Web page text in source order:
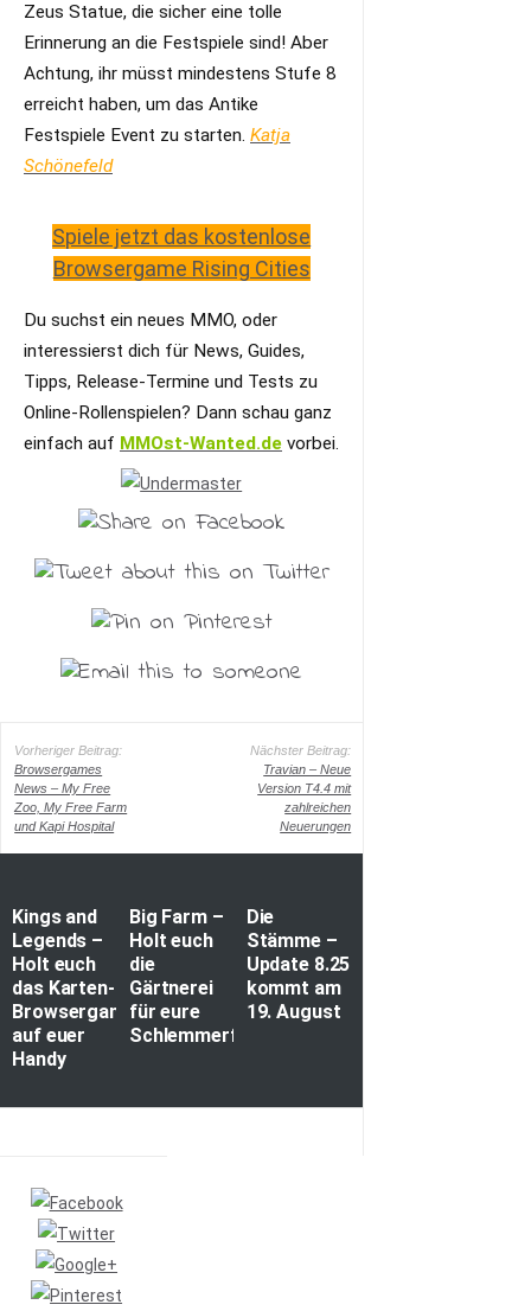
Zeus Statue, die sicher eine tolle
Erinnerung an die Festspiele sind! Aber
Achtung, ihr müsst mindestens Stufe 8
erreicht haben, um das Antike
Festspiele Event zu starten. Katja
Schönefeld
Spiele jetzt das kostenlose
Browsergame Rising Cities
Du suchst ein neues MMO, oder
interessierst dich für News, Guides,
Tipps, Release-Termine und Tests zu
Online-Rollenspielen? Dann schau ganz
einfach auf MMOst-Wanted.de vorbei.
Vorheriger Beitrag:
Browsergames
News – My Free
Zoo, My Free Farm
und Kapi Hospital
Nächster Beitrag:
Travian – Neue
Version T4.4 mit
zahlreichen
Neuerungen
Kings and
Legends –
Holt euch
das Karten-
Browsergame
auf euer
Handy
Big Farm –
Holt euch
die
Gärtnerei
für eure
Schlemmerfarm
Die
Stämme –
Update 8.25
kommt am
19. August